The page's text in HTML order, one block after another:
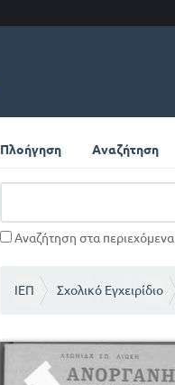
Πλοήγηση Αναζήτηση
Αναζήτηση στα περιεχόμενα
ΙΕΠ Σχολικό Εγχειρίδιο